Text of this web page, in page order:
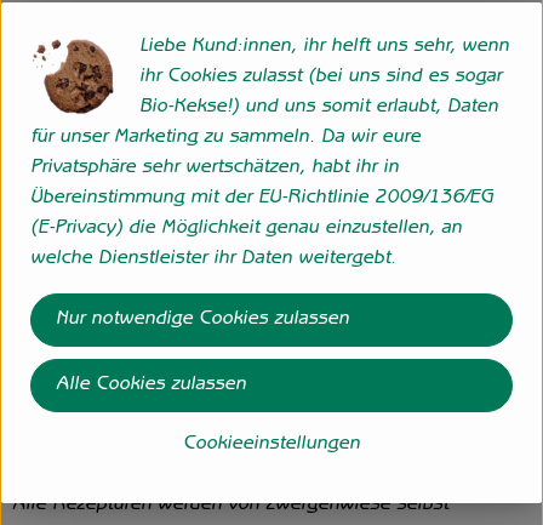
Die Zwergenwiese Naturkost GmbH steht seit über 40
Jahren für liebevoll und sorgfältig hergestellte Bio-
Lebensmittel.
Aus eigener Entwicklung und in eigener Produktion
entstehen pikante und fruchtige Brotaufstriche, Senfe,
Tomatensaucen und Fertiggerichte für den Biohandel.
Alles unter dem Zeichen der roten Zwergenmütze.
Seit Gründung spielt die Stärkung des Bio-Landbaus und
die Erhaltung der Sortenvielfalt für Zwergenwiese eine
große Rolle beim Einkauf der kontrolliert biologischen
Rohstoffe.
Kurze Wege, zuverlässige Vertragspartner, die Förderung
des regionalen Bio-Landbaus und ein enger Kontakt zu den
Lieferanten spielen bei der Auswahl der Bio-Bauern eine
Alle Rezepturen werden von Zwergenwiese selbst
Liebe Kund:innen, ihr helft uns sehr, wenn
ihr Cookies zulasst (bei uns sind es sogar
Bio-Kekse!) und uns somit erlaubt, Daten
für unser Marketing zu sammeln. Da wir eure
Privatsphäre sehr wertschätzen, habt ihr in
Übereinstimmung mit der EU-Richtlinie 2009/136/EG
(E-Privacy) die Möglichkeit genau einzustellen, an
welche Dienstleister ihr Daten weitergebt.
Cookieeinstellungen
Nur notwendige Cookies zulassen
Alle Cookies zulassen